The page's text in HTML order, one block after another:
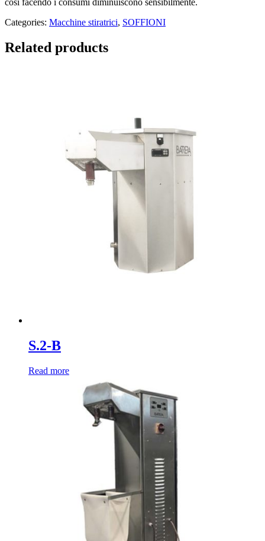
Categories: Macchine stiratrici, SOFFIONI
Related products
S.2-B
Read more